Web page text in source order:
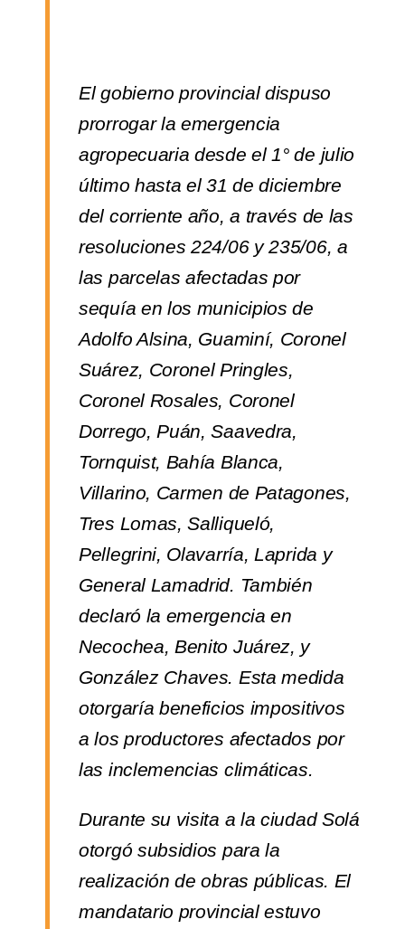
El gobierno provincial dispuso
prorrogar la emergencia
agropecuaria desde el 1° de julio
último hasta el 31 de diciembre
del corriente año, a través de las
resoluciones 224/06 y 235/06, a
las parcelas afectadas por
sequía en los municipios de
Adolfo Alsina, Guaminí, Coronel
Suárez, Coronel Pringles,
Coronel Rosales, Coronel
Dorrego, Puán, Saavedra,
Tornquist, Bahía Blanca,
Villarino, Carmen de Patagones,
Tres Lomas, Salliqueló,
Pellegrini, Olavarría, Laprida y
General Lamadrid. También
declaró la emergencia en
Necochea, Benito Juárez, y
González Chaves. Esta medida
otorgaría beneficios impositivos
a los productores afectados por
las inclemencias climáticas.
Durante su visita a la ciudad Solá
otorgó subsidios para la
realización de obras públicas. El
mandatario provincial estuvo